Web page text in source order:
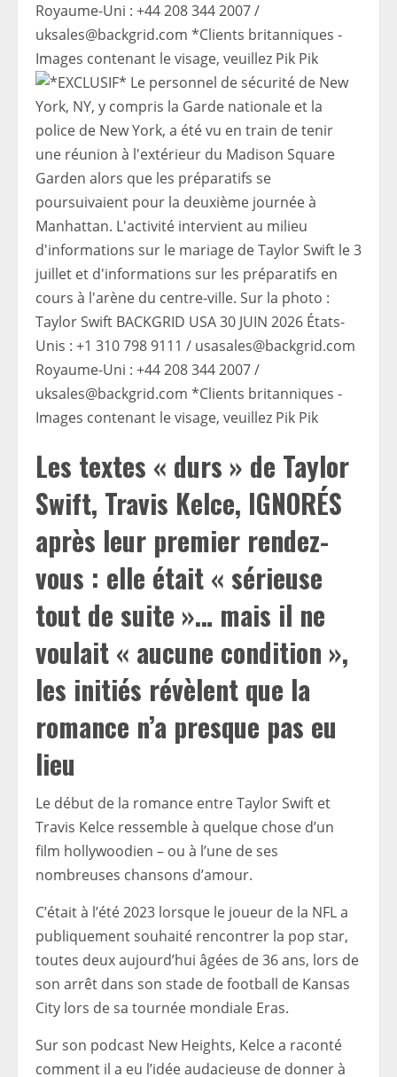
Les textes « durs » de Taylor
Swift, Travis Kelce, IGNORÉS
après leur premier rendez-
vous : elle était « sérieuse
tout de suite »… mais il ne
voulait « aucune condition »,
les initiés révèlent que la
romance n’a presque pas eu
lieu
Le début de la romance entre Taylor Swift et
Travis Kelce ressemble à quelque chose d’un
film hollywoodien – ou à l’une de ses
nombreuses chansons d’amour.
C’était à l’été 2023 lorsque le joueur de la NFL a
publiquement souhaité rencontrer la pop star,
toutes deux aujourd’hui âgées de 36 ans, lors de
son arrêt dans son stade de football de Kansas
City lors de sa tournée mondiale Eras.
Sur son podcast New Heights, Kelce a raconté
comment il a eu l’idée audacieuse de donner à